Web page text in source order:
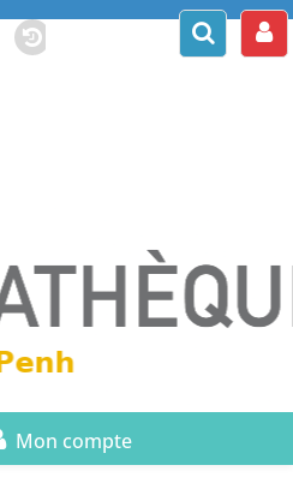
Mon compte